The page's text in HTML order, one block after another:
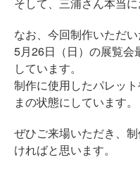
なお、今回制作いただ
5月26日（日）の展覧会
しています。
制作に使用したパレッ
まの状態にしています。
ぜひご来場いただき、
ければと思います。